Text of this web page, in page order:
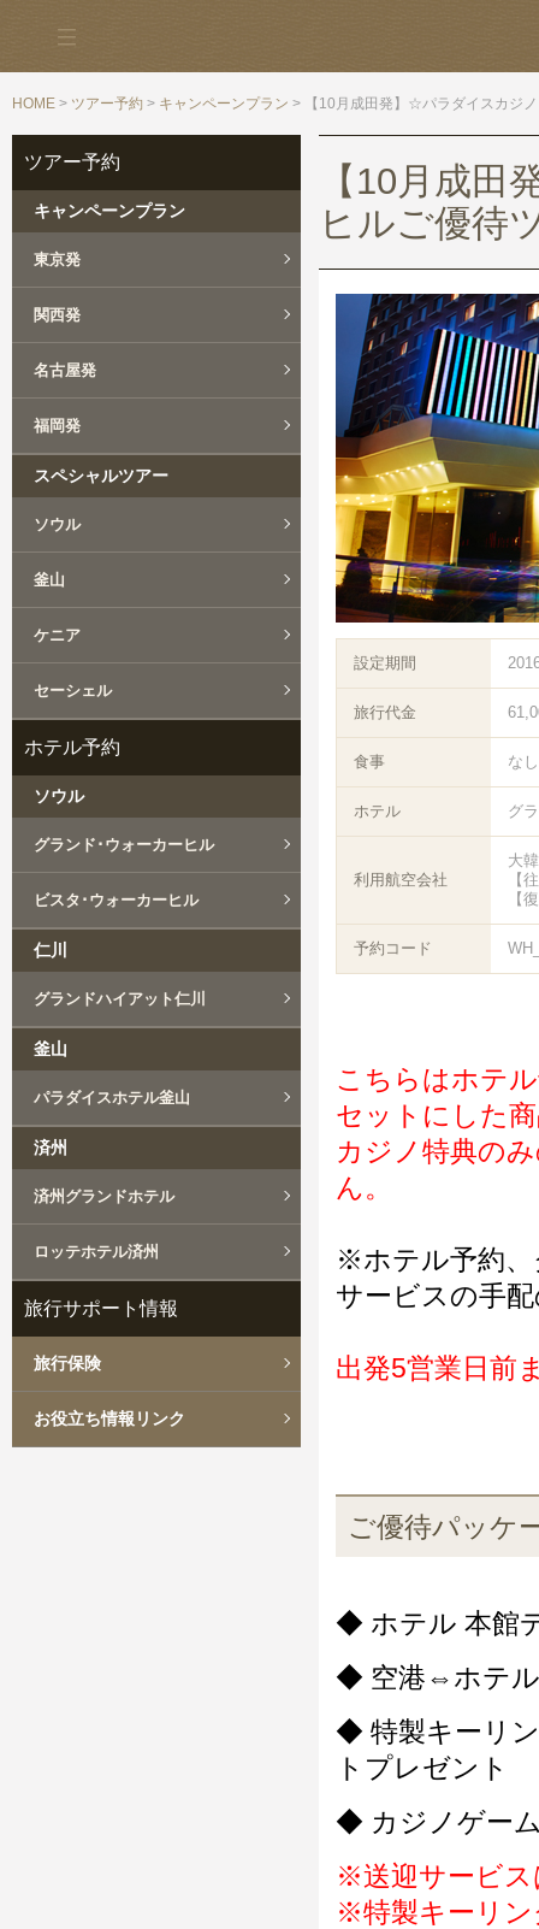
HOME > ツアー予約 > キャンペーンプラン > 【10月成田発】☆パラダイスカジ
【10月成
ヒルご優待
設定期間
旅行代金
食事 なし
ホテル グ
利用航空会社
大
【
【
予約コード
こちらはホテ
セットにした
カジノ特典の
ん。
※ホテル予約、
サービスの手
出発5営業日前
ご優待パッケ
◆ ホテル 本館
◆ 空港⇔ホテル
◆ 特製キーリ
トプレゼント
◆ カジノゲー
※送迎サービス
※特製キーリン
ツアー予約
キャンペーンプラン
東京発
関西発
名古屋発
福岡発
スペシャルツアー
ソウル
釜山
ケニア
セーシェル
ホテル予約
ソウル
グランド･ウォーカーヒル
ビスタ･ウォーカーヒル
仁川
グランドハイアット仁川
釜山
パラダイスホテル釜山
済州
済州グランドホテル
ロッテホテル済州
旅行サポート情報
旅行保険
お役立ち情報リンク